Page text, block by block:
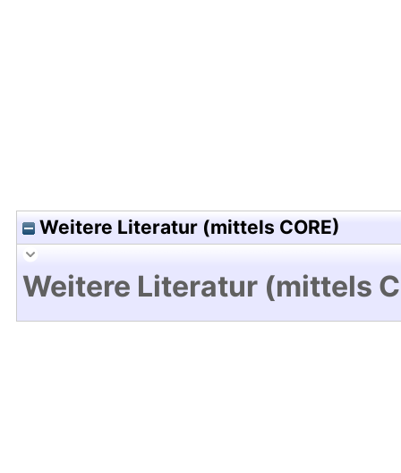
Weitere Literatur (mittels CORE)
Weitere Literatur (mittels